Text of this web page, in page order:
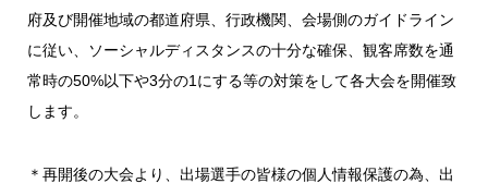
府及び開催地域の都道府県、行政機関、会場側のガイドライン
に従い、ソーシャルディスタンスの十分な確保、観客席数を通
常時の50%以下や3分の1にする等の対策をして各大会を開催致
します。
＊再開後の大会より、出場選手の皆様の個人情報保護の為、出